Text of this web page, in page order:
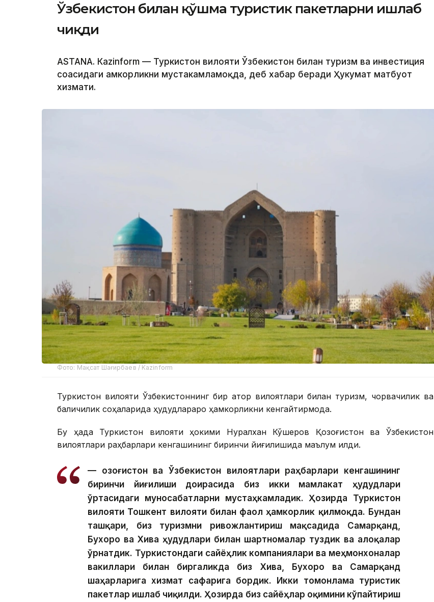
Ўзбекистон билан қўшма туристик пакетларни ишлаб
чиқди
ASTANА. Кazinform — Туркистон вилояти Ўзбекистон билан туризм ва инвестиция
соҳасидаги ҳамкорликни мустаҳкамламоқда, деб хабар беради Ҳукумат матбуот
хизмати.
Фото: Мақсат Шағирбаев / Kazinform
Туркистон вилояти Ўзбекистоннинг бир қатор вилоятлари билан туризм, чорвачилик ва
балиқчилик соҳаларида ҳудудлараро ҳамкорликни кенгайтирмоқда.
Бу ҳақда Туркистон вилояти ҳокими Нуралхан Кўшеров Қозоғистон ва Ўзбекистон
вилоятлари раҳбарлари кенгашининг биринчи йиғилишида маълум қилди.
— Қозоғистон ва Ўзбекистон вилоятлари раҳбарлари кенгашининг
биринчи йиғилиши доирасида биз икки мамлакат ҳудудлари
ўртасидаги муносабатларни мустаҳкамладик. Ҳозирда Туркистон
вилояти Тошкент вилояти билан фаол ҳамкорлик қилмоқда. Бундан
ташқари, биз туризмни ривожлантириш мақсадида Самарқанд,
Бухоро ва Хива ҳудудлари билан шартномалар туздик ва алоқалар
ўрнатдик. Туркистондаги сайёҳлик компаниялари ва меҳмонхоналар
вакиллари билан биргаликда биз Хива, Бухоро ва Самарқанд
шаҳарларига хизмат сафарига бордик. Икки томонлама туристик
пакетлар ишлаб чиқилди. Ҳозирда биз сайёҳлар оқимини кўпайтириш